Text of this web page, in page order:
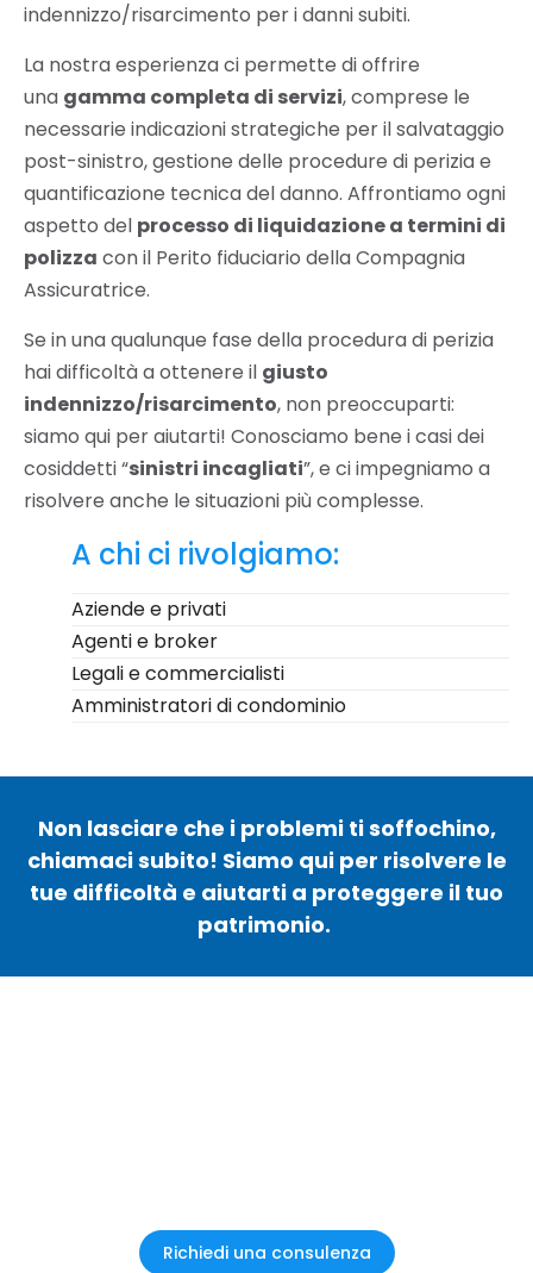
indennizzo/risarcimento per i danni subiti.
La nostra esperienza ci permette di offrire
una gamma completa di servizi, comprese le
necessarie indicazioni strategiche per il salvataggio
post-sinistro, gestione delle procedure di perizia e
quantificazione tecnica del danno. Affrontiamo ogni
aspetto del processo di liquidazione a termini di
polizza con il Perito fiduciario della Compagnia
Assicuratrice.
Se in una qualunque fase della procedura di perizia
hai difficoltà a ottenere il giusto
indennizzo/risarcimento, non preoccuparti:
siamo qui per aiutarti! Conosciamo bene i casi dei
cosiddetti “sinistri incagliati”, e ci impegniamo a
risolvere anche le situazioni più complesse.
A chi ci rivolgiamo:
Aziende e privati
Agenti e broker
Legali e commercialisti
Amministratori di condominio
Non lasciare che i problemi ti soffochino,
chiamaci subito! Siamo qui per risolvere le
tue difficoltà e aiutarti a proteggere il tuo
patrimonio.
Richiedi una consulenza